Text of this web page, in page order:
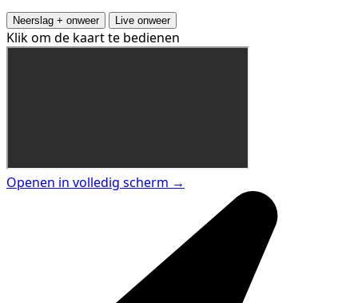
Neerslag + onweer Live onweer
Klik om de kaart te bedienen
Openen in volledig scherm →